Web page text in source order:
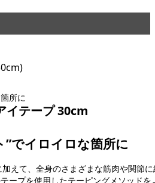
所に
イテープ 30cm
でイロイロな箇所に
えて、全身のさまざまな筋肉や関節
ープを使用したテーピングメソッドを